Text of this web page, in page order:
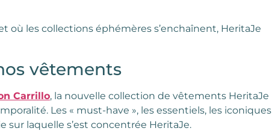
les collections éphémères s’enchaînent, HeritaJe
vêtements
Carrillo, la nouvelle collection de vêtements HeritaJe
Les « must-have », les essentiels, les iconiques
sur laquelle s’est concentrée HeritaJe.